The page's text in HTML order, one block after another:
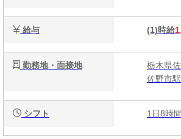
給与 (1)時給
勤務地・面接地
栃木県
佐野市
シフト 1日8時